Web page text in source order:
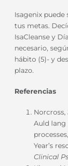
Isagenix
tus metas.
IsaCleanse y
necesario,
hábito (5)- y
plazo.
Referencias
Norcross,
Auld lang
Year’s
Clinical